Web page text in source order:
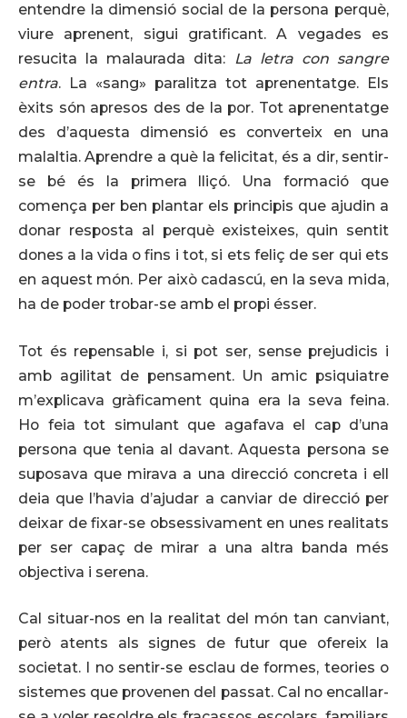
entendre la dimensió social de la persona perquè,
viure aprenent, sigui gratificant. A vegades es
resucita la malaurada dita: La letra con sangre
entra. La «sang» paralitza tot aprenentatge. Els
èxits són apresos des de la por. Tot aprenentatge
des d’aquesta dimensió es converteix en una
malaltia. Aprendre a què la felicitat, és a dir, sentir-
se bé és la primera lliçó. Una formació que
comença per ben plantar els principis que ajudin a
donar resposta al perquè existeixes, quin sentit
dones a la vida o fins i tot, si ets feliç de ser qui ets
en aquest món. Per això cadascú, en la seva mida,
ha de poder trobar-se amb el propi ésser.
Tot és repensable i, si pot ser, sense prejudicis i
amb agilitat de pensament. Un amic psiquiatre
m’explicava gràficament quina era la seva feina.
Ho feia tot simulant que agafava el cap d’una
persona que tenia al davant. Aquesta persona se
suposava que mirava a una direcció concreta i ell
deia que l’havia d’ajudar a canviar de direcció per
deixar de fixar-se obsessivament en unes realitats
per ser capaç de mirar a una altra banda més
objectiva i serena.
Cal situar-nos en la realitat del món tan canviant,
però atents als signes de futur que ofereix la
societat. I no sentir-se esclau de formes, teories o
sistemes que provenen del passat. Cal no encallar-